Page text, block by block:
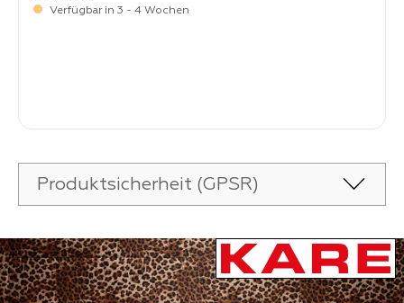
Verfügbar in 3 - 4 Wochen
Produktsicherheit (GPSR)